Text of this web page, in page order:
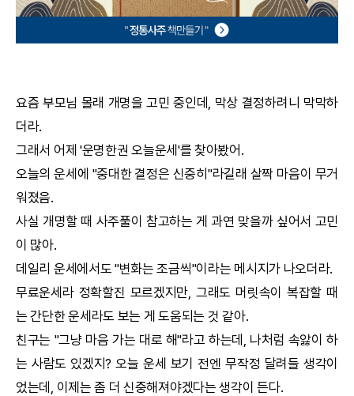
수리사주
문의사항
요즘 부모님 몰래 개명을 고민 중인데, 막상 결정하려니 막막하
더라.
그래서 어제 '운명한권 오늘운세'를 찾아봤어.
오늘의 운세 에 "중대한 결정은 신중히"라길래 살짝 마음이 무거
워졌음.
사실 개명할 때 사주풀이 참고하는 게 과연 맞을까 싶어서 고민
이 많아.
데일리 운세에서도 "변화는 조금씩"이라는 메시지가 나오더라.
무료운세라 정확할진 모르겠지만, 그래도 머릿속이 복잡할 때
는 간단한 운세라도 보는 게 도움되는 것 같아.
친구는 "그냥 마음 가는 대로 해"라고 하는데, 나처럼 속앓이 하
는 사람도 있겠지? 오늘 운세 보기 전엔 무작정 달려들 생각이
었는데, 이제는 좀 더 신중해져야겠다는 생각이 든다.